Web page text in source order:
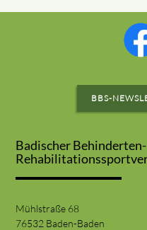
BBS-
Badischer
Mühlstraße 68
76532 Baden-Baden